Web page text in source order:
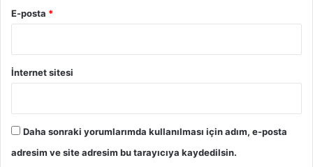
E-posta *
İnternet sitesi
Daha sonraki yorumlarımda kullanılması için adım, e-posta
adresim ve site adresim bu tarayıcıya kaydedilsin.